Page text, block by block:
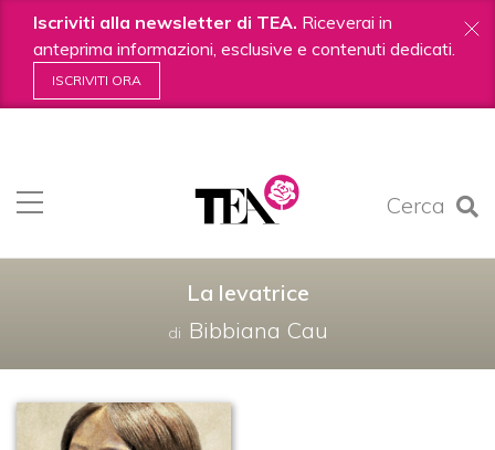
Iscriviti alla newsletter di TEA. Riceverai in
anteprima informazioni, esclusive e contenuti dedicati.
ISCRIVITI ORA
Cerca
contenuti.
|
La levatrice
di Bibbiana Cau